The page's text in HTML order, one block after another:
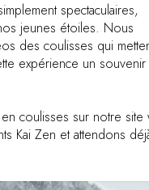
spectaculaires,
jeunes étoiles. Nous
des coulisses qui
expérience un souvenir
coulisses sur notre site
Kai Zen et attendons